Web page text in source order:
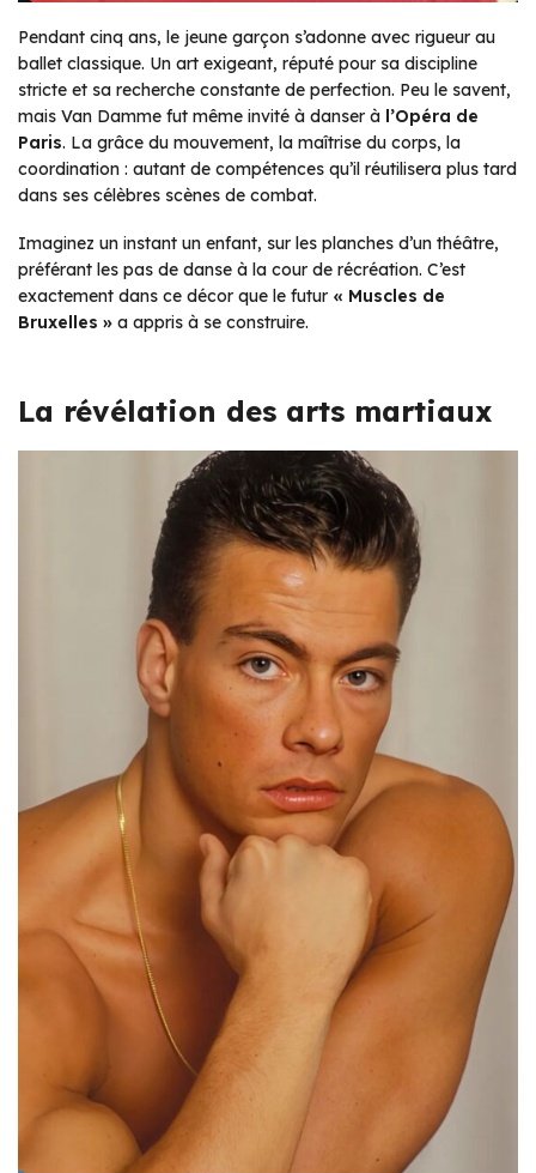
Pendant cinq ans, le jeune garçon s’adonne avec rigueur au
ballet classique. Un art exigeant, réputé pour sa discipline
stricte et sa recherche constante de perfection. Peu le savent,
mais Van Damme fut même invité à danser à l’Opéra de
Paris. La grâce du mouvement, la maîtrise du corps, la
coordination : autant de compétences qu’il réutilisera plus tard
dans ses célèbres scènes de combat.
Imaginez un instant un enfant, sur les planches d’un théâtre,
préférant les pas de danse à la cour de récréation. C’est
exactement dans ce décor que le futur « Muscles de
Bruxelles » a appris à se construire.
La révélation des arts martiaux